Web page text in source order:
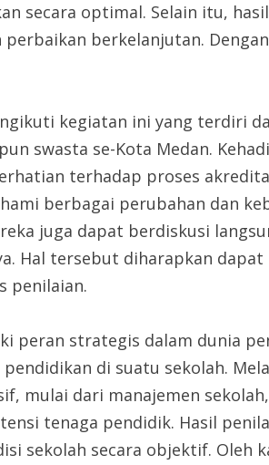
secara optimal. Selain itu,
berkelanjutan.
kegiatan ini yang terdiri
swasta se-Kota Medan.
terhadap proses
berbagai perubahan dan
juga dapat berdiskusi
Hal tersebut diharapkan
penilaian.
peran strategis dalam dunia
di suatu sekolah.
mulai dari manajemen
tenaga pendidik. Hasil
sekolah secara objektif. Oleh